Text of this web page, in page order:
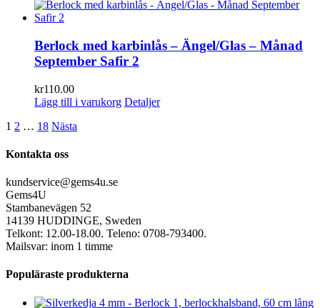
Berlock med karbinlås – Ängel/Glas – Månad
September Safir 2
kr110.00
Lägg till i varukorg Detaljer
1 2 … 18 Nästa
Kontakta oss
kundservice@gems4u.se
Gems4U
Stambanevägen 52
14139 HUDDINGE, Sweden
Telkont: 12.00-18.00. Teleno: 0708-793400.
Mailsvar: inom 1 timme
Populäraste produkterna